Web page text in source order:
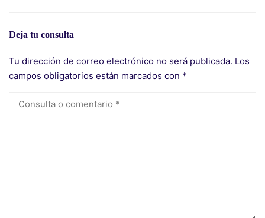
Deja tu consulta
Tu dirección de correo electrónico no será publicada. Los
campos obligatorios están marcados con *